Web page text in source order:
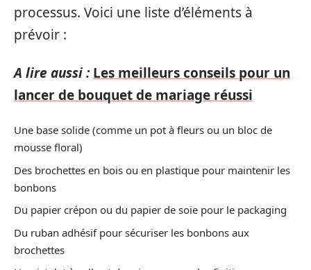
processus. Voici une liste d’éléments à
prévoir :
A lire aussi : Les meilleurs conseils pour un
lancer de bouquet de mariage réussi
Une base solide (comme un pot à fleurs ou un bloc de
mousse floral)
Des brochettes en bois ou en plastique pour maintenir les
bonbons
Du papier crépon ou du papier de soie pour le packaging
Du ruban adhésif pour sécuriser les bonbons aux
brochettes